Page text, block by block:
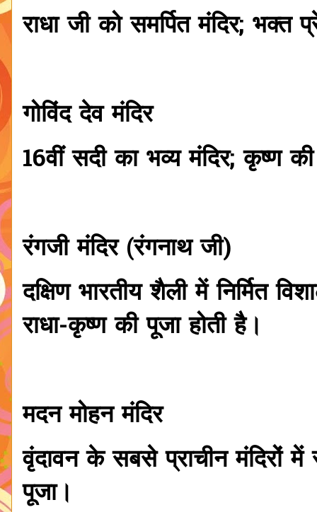
राधा जी को समर्पित मंदिर;
गोविंद देव मंदिर
16वीं सदी का भव्य मंदिर; कृष्ण
रंगजी मंदिर (रंगनाथ जी)
दक्षिण भारतीय शैली में निर्मित
राधा-कृष्ण की पूजा होती है।
मदन मोहन मंदिर
वृंदावन के सबसे प्राचीन मंदिरों
पूजा।